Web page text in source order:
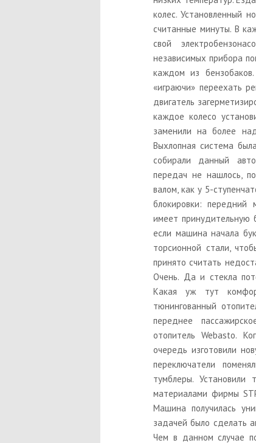
колес. Установленный
считанные минуты. В
свой
независимых прибора
каждом из
«играючи» переехать
двигатель
каждое колесо
заменили на более
Выхлопная система
собирали данный
передач не нашлось,
валом, как у 5-
блокировки:
имеет принудительную
если машина начала
торсионной стали,
принято считать
Очень. Да и стекла
Какая уж тут
тюнингованный
переднее
отопитель Webasto.
очередь изготовили
переключатели
тумблеры.
материалами фирмы
Машина получилась
задачей было сделать
Чем в данном случае